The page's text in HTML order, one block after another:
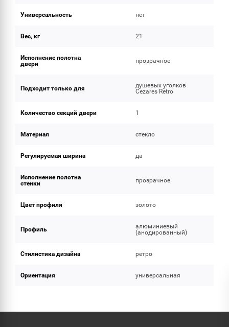
Универсальность нет
Вес, кг 21
Исполнение полотна
двери
прозрачное
Подходит только для
душевых уголков
Cezares Retro
Количество секций двери 1
Материал стекло
Регулируемая ширина да
Исполнение полотна
стенки
прозрачное
Цвет профиля золото
Профиль
алюминиевый
(анодированный)
Стилистика дизайна ретро
Ориентация универсальная